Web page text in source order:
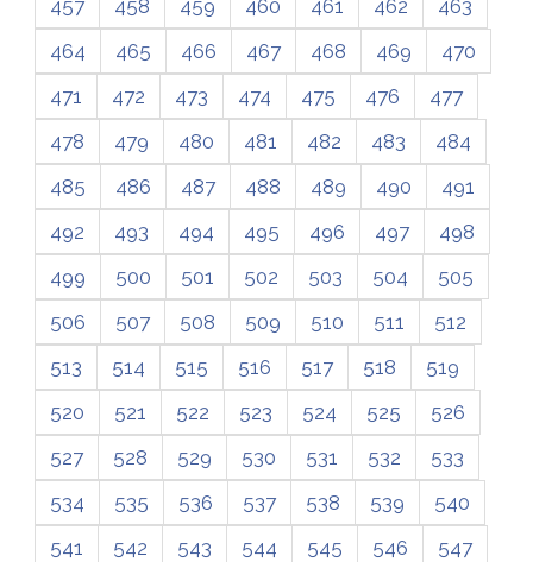
457 458 459 460 461 462
463
464
465 466 467 468 469
470
471
472 473 474 475 476
477
478
479 480 481 482 483
484
485
486 487 488 489 490
491
492
493 494 495 496 497
498
499
500 501 502 503 504
505
506
507 508 509 510 511
512
513
514 515 516 517 518
519
520
521 522 523 524 525
526
527
528 529 530 531 532
533
534
535 536 537 538 539
540
541
542 543 544 545 546
547